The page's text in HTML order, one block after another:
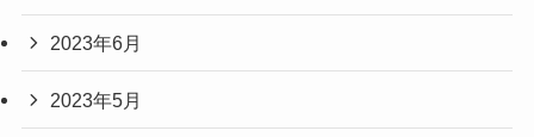
2023年6月
2023年5月